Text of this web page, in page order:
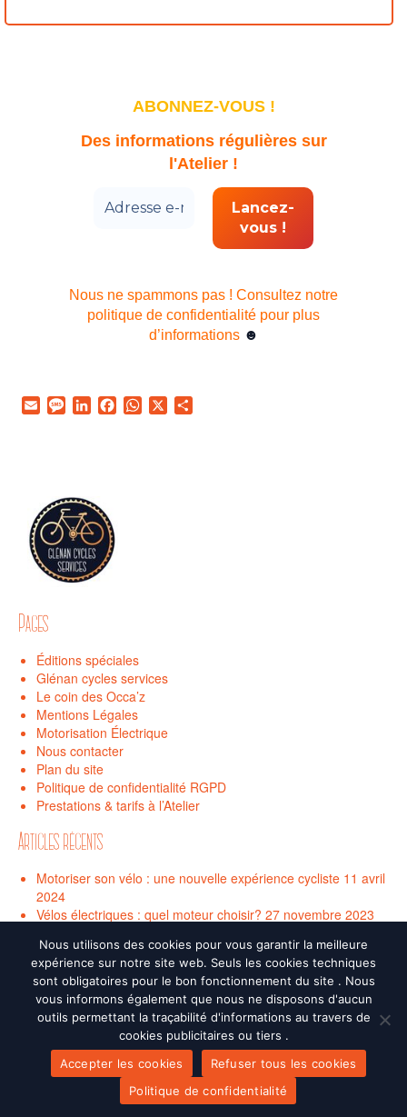
ABONNEZ-VOUS !
Des informations régulières sur
l'Atelier !
Nous ne spammons pas ! Consultez notre
politique de confidentialité pour plus
d’informations ☻
EmailMessage
LinkedInFacebook
WhatsApp
X
Pages
Éditions spéciales
Glénan cycles services
Le coin des Occa’z
Mentions Légales
Motorisation Électrique
Nous contacter
Plan du site
Politique de confidentialité RGPD
Prestations & tarifs à l’Atelier
Articles récents
Motoriser son vélo : une nouvelle expérience cycliste 11 avril
2024
Vélos électriques : quel moteur choisir? 27 novembre 2023
ARCHIVES
avril 2024
novembre 2023
Politique de confidentialité RGPD Mentions Légales
Nous contacter
Plan du site
Nous utilisons des cookies pour vous garantir la meilleure
expérience sur notre site web. Seuls les cookies techniques
sont obligatoires pour le bon fonctionnement du site . Nous
vous informons également que nous ne disposons d'aucun
outils permettant la traçabilité d'informations au travers de
cookies publicitaires ou tiers .
Accepter les cookies
Refuser tous les cookies
Politique de confidentialité